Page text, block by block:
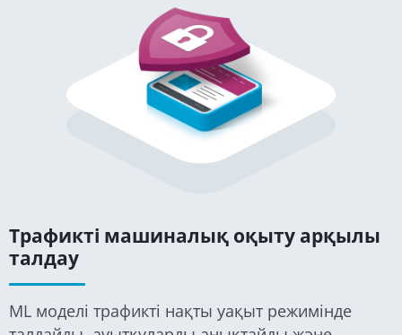
Трафикті машиналық оқыту арқылы
талдау
ML моделі трафикті нақты уақыт режимінде